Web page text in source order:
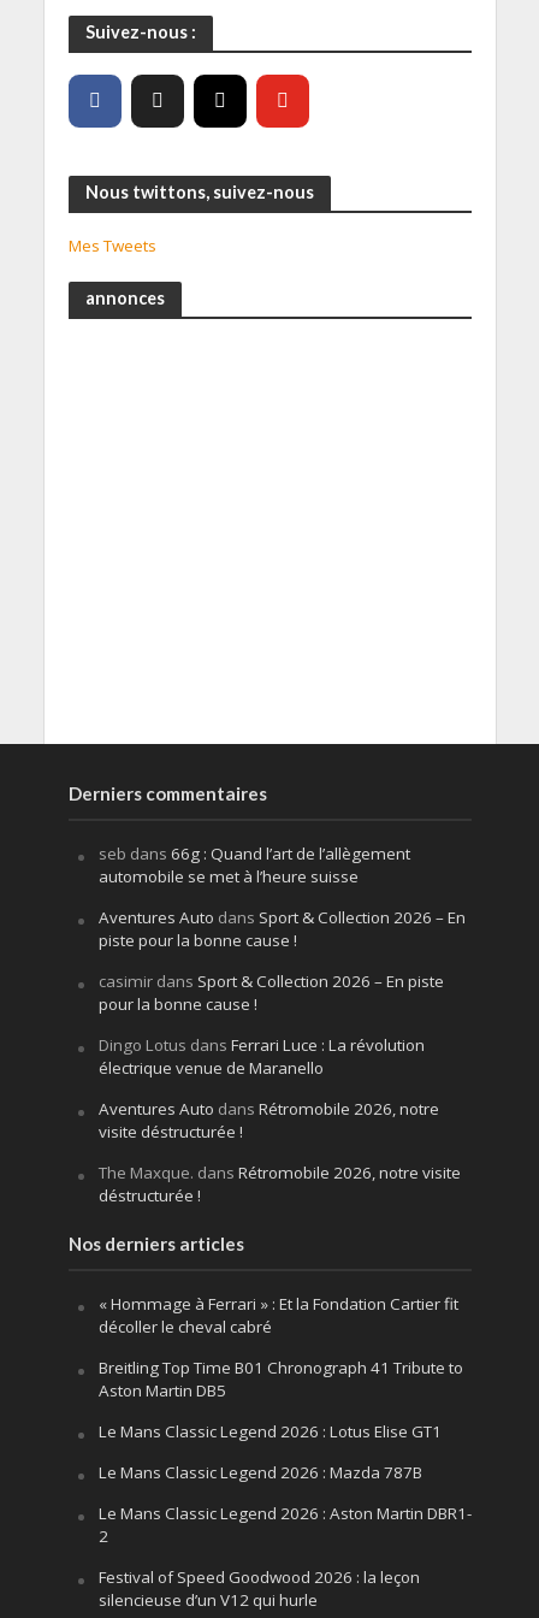
Suivez-nous :
Nous twittons, suivez-nous
Mes Tweets
annonces
Derniers commentaires
seb dans 66g : Quand l’art de l’allègement
automobile se met à l’heure suisse
Aventures Auto dans Sport & Collection 2026 – En
piste pour la bonne cause !
casimirdans Sport & Collection 2026 – En piste
pour la bonne cause !
Dingo Lotus dans Ferrari Luce : La révolution
électrique venue de Maranello
Aventures Auto dans Rétromobile 2026, notre
visite déstructurée !
The Maxque. dans Rétromobile 2026, notre visite
déstructurée !
Nos derniers articles
« Hommage à Ferrari » : Et la Fondation Cartier fit
décoller le cheval cabré
Breitling Top Time B01 Chronograph 41 Tribute to
Aston Martin DB5
Le Mans Classic Legend 2026 : Lotus Elise GT1
Le Mans Classic Legend 2026 : Mazda 787B
Le Mans Classic Legend 2026 : Aston Martin DBR1-
2
Festival of Speed Goodwood 2026 : la leçon
silencieuse d’un V12 qui hurle